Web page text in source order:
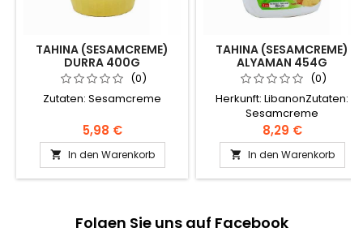
TAHINA (SESAMCREME)
DURRA 400G
(0)
Zutaten: Sesamcreme
5,98 €
 In den Warenkorb
TAHINA (SESAMCREME)
ALYAMAN 454G
(0)
Herkunft: LibanonZutaten:
Sesamcreme
8,29 €
 In den Warenkorb
Folgen Sie uns auf Facebook